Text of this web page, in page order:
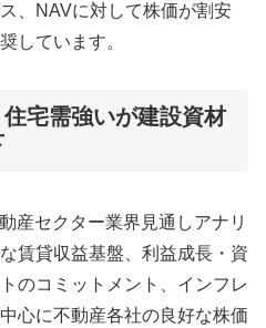
、NAVに対して株価が割安
しています。
宅需強いが建設資材
産セクター業界見通しアナリ
賃貸収益基盤、利益成長・資
のコミットメント、インフレ
心に不動産各社の良好な株価